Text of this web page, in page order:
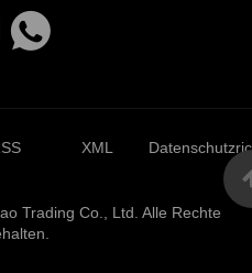
XML
Trading Co., Ltd. Alle Rechte